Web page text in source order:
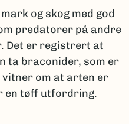
og skog med god
predatorer på andre
Det er registrert at
ta braconider, som er
vitner om at arten er
en tøff utfordring.